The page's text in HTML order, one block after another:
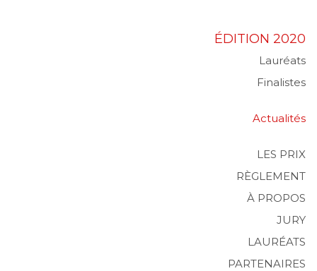
ÉDITION 2020
Lauréats
Finalistes
Actualités
LES PRIX
RÈGLEMENT
À PROPOS
JURY
LAURÉATS
PARTENAIRES